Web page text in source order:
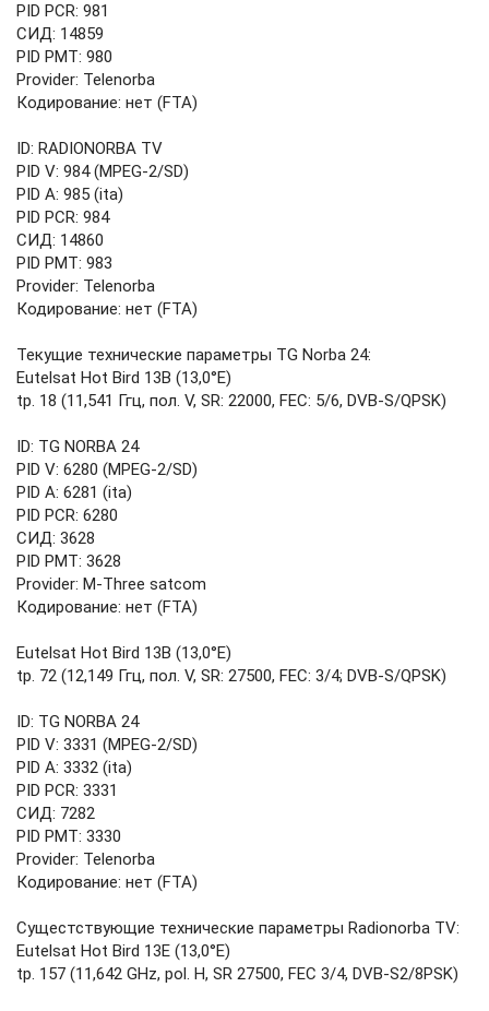
PID PCR: 981
СИД: 14859
PID PMT: 980
Provider: Telenorba
Кодирование: нет (FTA)
ID: RADIONORBA TV
PID V: 984 (MPEG-2/SD)
PID A: 985 (ita)
PID PCR: 984
СИД: 14860
PID PMT: 983
Provider: Telenorba
Кодирование: нет (FTA)
Текущие технические параметры TG Norba 24:
Eutelsat Hot Bird 13B (13,0°E)
tp. 18 (11,541 Ггц, пол. V, SR: 22000, FEC: 5/6, DVB-S/QPSK)
ID: TG NORBA 24
PID V: 6280 (MPEG-2/SD)
PID A: 6281 (ita)
PID PCR: 6280
СИД: 3628
PID PMT: 3628
Provider: M-Three satcom
Кодирование: нет (FTA)
Eutelsat Hot Bird 13B (13,0°E)
tp. 72 (12,149 Ггц, пол. V, SR: 27500, FEC: 3/4; DVB-S/QPSK)
ID: TG NORBA 24
PID V: 3331 (MPEG-2/SD)
PID A: 3332 (ita)
PID PCR: 3331
СИД: 7282
PID PMT: 3330
Provider: Telenorba
Кодирование: нет (FTA)
Сущестствующие технические параметры Radionorba TV:
Eutelsat Hot Bird 13E (13,0°E)
tp. 157 (11,642 GHz, pol. H, SR 27500, FEC 3/4, DVB-S2/8PSK)